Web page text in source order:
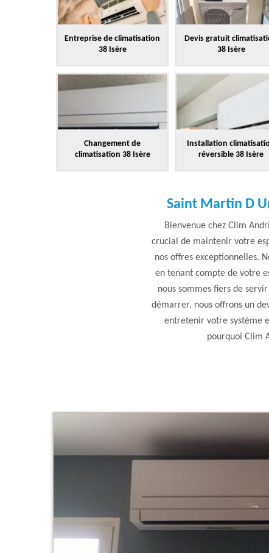
Entreprise de climatisation
38 Isère
Devis gratuit
38 Isère
Changement de
climatisation 38 Isère
Installation
réversible 38 Isère
Saint Martin D
Bienvenue chez Clim
crucial de maintenir votre
nos offres exceptionnelles.
en tenant compte de votre
nous sommes fiers de
démarrer, nous offrons un
entretenir votre système
pourquoi Clim